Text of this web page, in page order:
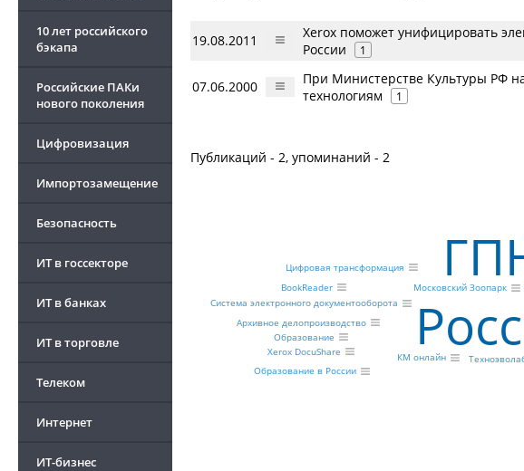
10 лет российского
бэкапа
Российские ПАКи
нового поколения
Цифровизация
Импортозамещение
Безопасность
ИТ в госсекторе
ИТ в банках
ИТ в торговле
Телеком
Интернет
ИТ-бизнес
19.08.2011
Xerox поможет унифицировать
России
1
07.06.2000
При Министерстве Культуры РФ
технологиям
1
Публикаций - 2, упоминаний - 2
КМ онлайн
Московский Зоопарк
Цифровая трансформация
BookReader
Система электронного документооборота
Архивное делопроизводство
Xerox DocuShare
Образование
Образование в России